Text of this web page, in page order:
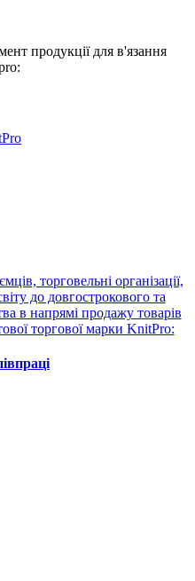
продукції для в'язання
торговельні організації,
до довгострокового та
в напрямі продажу товарів
торгової марки KnitPro: